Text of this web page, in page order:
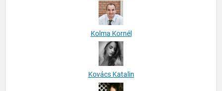
Kolma Kornél
Kovács Katalin